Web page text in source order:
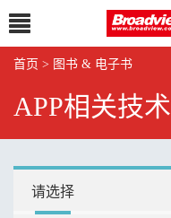
首页 > 图书 & 电子书
APP相关技术
请选择